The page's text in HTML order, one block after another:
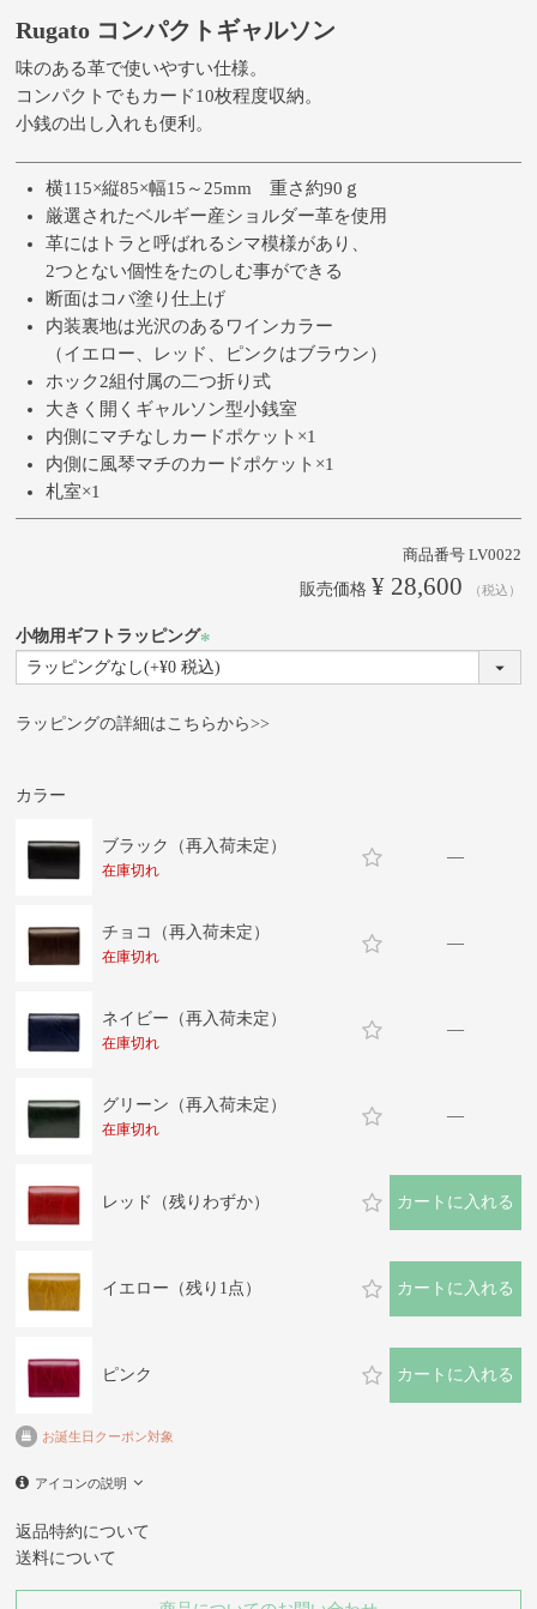
Rugato コンパクトギャルソン
味のある革で使いやすい仕様。
コンパクトでもカード10枚程度収納。
小銭の出し入れも便利。
横115×縦85×幅15～25mm 重さ約90ｇ
厳選されたベルギー産ショルダー革を使用
革にはトラと呼ばれるシマ模様があり、
2つとない個性をたのしむ事ができる
断面はコバ塗り仕上げ
内装裏地は光沢のあるワインカラー
（イエロー、レッド、ピンクはブラウン）
ホック2組付属の二つ折り式
大きく開くギャルソン型小銭室
内側にマチなしカードポケット×1
内側に風琴マチのカードポケット×1
札室×1
商品番号 LV0022
販売価格 ¥ 28,600 税込
小物用ギフトラッピング
(必
ラッピングの詳細はこちらから>>
カラー
ブラック（再入荷未定）
在庫切れ
—
チョコ（再入荷未定）
在庫切れ
—
ネイビー（再入荷未定）
在庫切れ
—
グリーン（再入荷未定）
在庫切れ
—
レッド（残りわずか） カートに入れる
イエロー（残り1点） カートに入れる
ピンク カートに入れる
お誕生日クーポン対象
アイコンの説明
返品特約について
送料について